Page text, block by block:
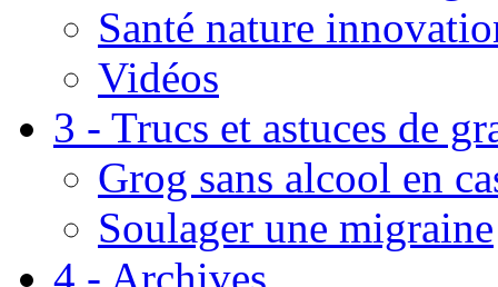
Santé nature
Vidéos
3 - Trucs et astuces de
Grog sans alcool en
Soulager une migraine
4 - Archives